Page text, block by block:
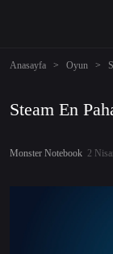
Anasayfa > Oyun >
Steam En
Monster Notebook 2